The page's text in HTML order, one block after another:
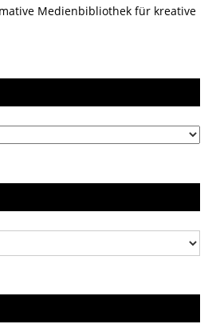
Medienbibliothek für kreative